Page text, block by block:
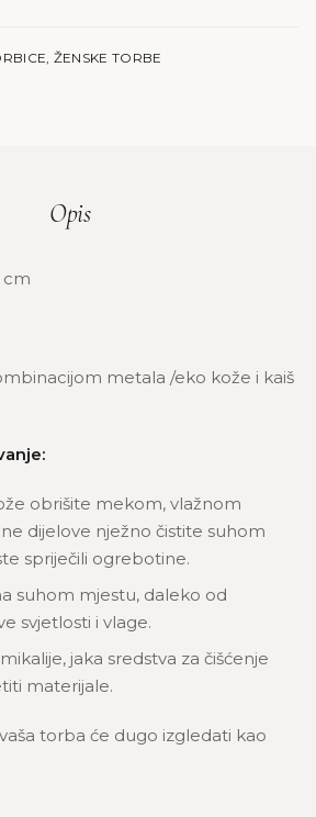
, ŽENSKE TORBE
Opis
cm
metala /eko kože i kaiš
obrišite mekom, vlažnom
dijelove nježno čistite suhom
spriječili ogrebotine.
suhom mjestu, daleko od
svjetlosti i vlage.
jaka sredstva za čišćenje
materijale.
torba će dugo izgledati kao